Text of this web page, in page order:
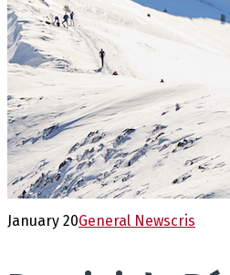
January 20General Newscris